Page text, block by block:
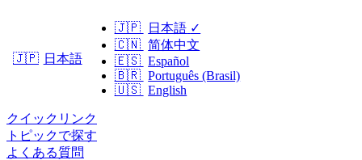
🇯🇵 日本語
🇯🇵 日本語 ✓
🇨🇳 简体中文
🇪🇸 Español
🇧🇷 Português (Brasil)
🇺🇸 English
クイックリンク
トピックで探す
よくある質問